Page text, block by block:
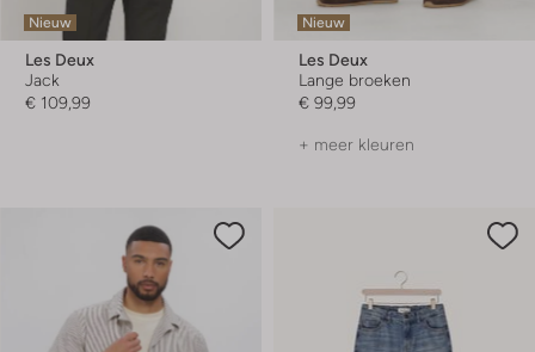
Nieuw
Les Deux
Jack
€ 109,99
Nieuw
Les Deux
Lange broeken
€ 99,99
+ meer kleuren